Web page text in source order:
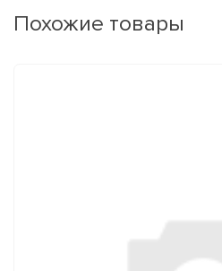
Похожие товары